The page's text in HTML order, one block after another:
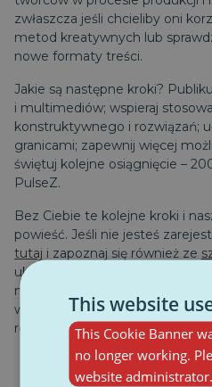
zwłaszcza jeśli chcieliby oni
metod kreatywnych lub
nowe formaty treści.
Jakie są następne kroki?
i multimediów; wspieraj
konstruktywnego i rozwiązań;
granicami; zapewnij więcej
świętuj kolejne osiągnięcie –
PulseZ.
Bez Ciebie te kolejne kroki i
powieść. Jeśli nie jesteś
tutaj i zapoznaj się również ze
ukończenia co najmniej
można publikować na
wiele wiedzy i narzędzi, które
rozwijać się zawodowo i
This website
This Cookie Banner
no longer working.
website administrator.